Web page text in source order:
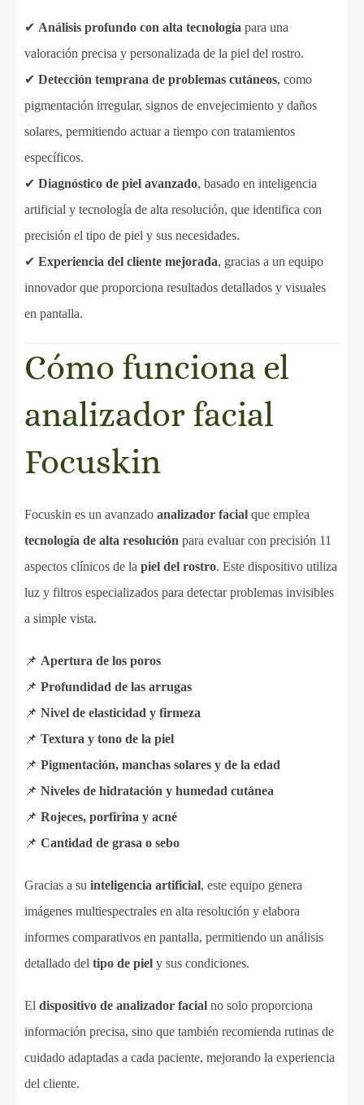
✔ Análisis profundo con alta tecnología para una
valoración precisa y personalizada de la piel del rostro.
✔ Detección temprana de problemas cutáneos, como
pigmentación irregular, signos de envejecimiento y daños
solares, permitiendo actuar a tiempo con tratamientos
específicos.
✔ Diagnóstico de piel avanzado, basado en inteligencia
artificial y tecnología de alta resolución, que identifica con
precisión el tipo de piel y sus necesidades.
✔ Experiencia del cliente mejorada, gracias a un equipo
innovador que proporciona resultados detallados y visuales
en pantalla.
Cómo funciona el
analizador facial
Focuskin
Focuskin es un avanzado analizador facial que emplea
tecnología de alta resolución para evaluar con precisión 11
aspectos clínicos de la piel del rostro. Este dispositivo utiliza
luz y filtros especializados para detectar problemas invisibles
a simple vista.
📌 Apertura de los poros
📌 Profundidad de las arrugas
📌 Nivel de elasticidad y firmeza
📌 Textura y tono de la piel
📌 Pigmentación, manchas solares y de la edad
📌 Niveles de hidratación y humedad cutánea
📌 Rojeces, porfirina y acné
📌 Cantidad de grasa o sebo
Gracias a su inteligencia artificial, este equipo genera
imágenes multiespectrales en alta resolución y elabora
informes comparativos en pantalla, permitiendo un análisis
detallado del tipo de piel y sus condiciones.
El dispositivo de analizador facial no solo proporciona
información precisa, sino que también recomienda rutinas de
cuidado adaptadas a cada paciente, mejorando la experiencia
del cliente.